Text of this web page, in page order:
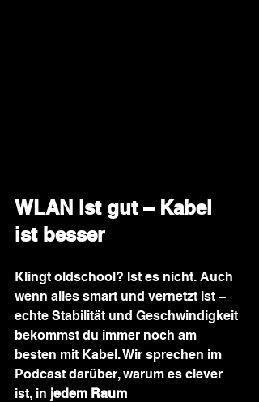
WLAN ist gut – Kabel
ist besser
Klingt oldschool? Ist es nicht. Auch
wenn alles smart und vernetzt ist –
echte Stabilität und Geschwindigkeit
bekommst du immer noch am
besten mit Kabel. Wir sprechen im
Podcast darüber, warum es clever
ist, in jedem Raum